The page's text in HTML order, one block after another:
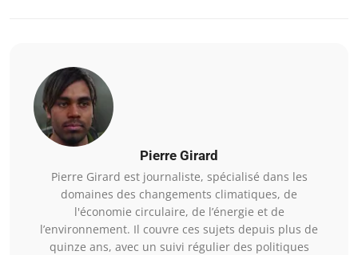
Pierre Girard
Pierre Girard est journaliste, spécialisé dans les
domaines des changements climatiques, de
l'économie circulaire, de l’énergie et de
l’environnement. Il couvre ces sujets depuis plus de
quinze ans, avec un suivi régulier des politiques